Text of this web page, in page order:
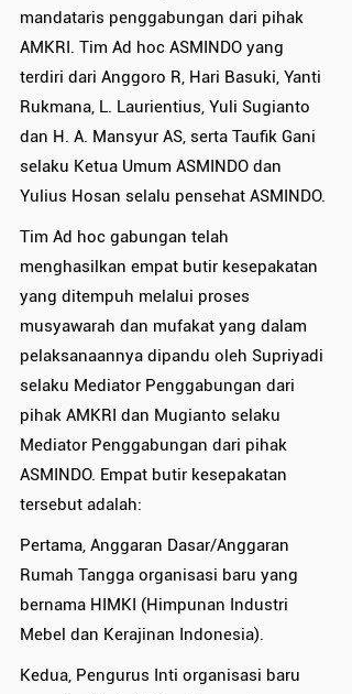
mandataris penggabungan dari pihak
AMKRI. Tim Ad hoc ASMINDO yang
terdiri dari Anggoro R, Hari Basuki, Yanti
Rukmana, L. Laurientius, Yuli Sugianto
dan H. A. Mansyur AS, serta Taufik Gani
selaku Ketua Umum ASMINDO dan
Yulius Hosan selalu pensehat ASMINDO.
Tim Ad hoc gabungan telah
menghasilkan empat butir kesepakatan
yang ditempuh melalui proses
musyawarah dan mufakat yang dalam
pelaksanaannya dipandu oleh Supriyadi
selaku Mediator Penggabungan dari
pihak AMKRI dan Mugianto selaku
Mediator Penggabungan dari pihak
ASMINDO. Empat butir kesepakatan
tersebut adalah:
Pertama, Anggaran Dasar/Anggaran
Rumah Tangga organisasi baru yang
bernama HIMKI (Himpunan Industri
Mebel dan Kerajinan Indonesia).
Kedua, Pengurus Inti organisasi baru